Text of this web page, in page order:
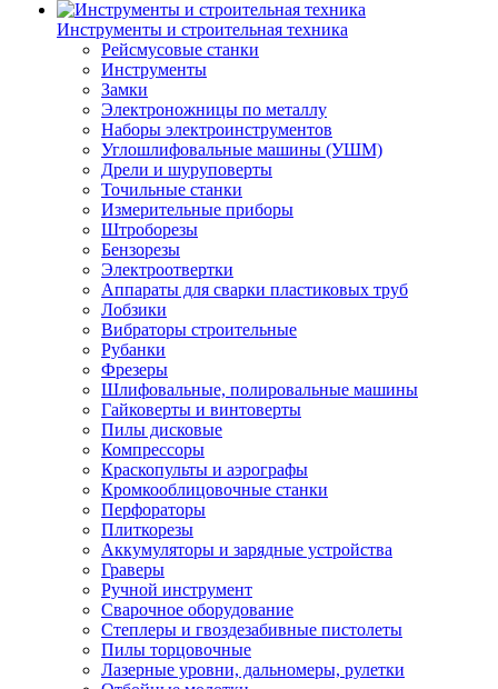
Инструменты и строительная техника
Рейсмусовые станки
Инструменты
Замки
Электроножницы по металлу
Наборы электроинструментов
Углошлифовальные машины (УШМ)
Дрели и шуруповерты
Точильные станки
Измерительные приборы
Штроборезы
Бензорезы
Электроотвертки
Аппараты для сварки пластиковых труб
Лобзики
Вибраторы строительные
Рубанки
Фрезеры
Шлифовальные, полировальные машины
Гайковерты и винтоверты
Пилы дисковые
Компрессоры
Краскопульты и аэрографы
Кромкооблицовочные станки
Перфораторы
Плиткорезы
Аккумуляторы и зарядные устройства
Граверы
Ручной инструмент
Сварочное оборудование
Степлеры и гвоздезабивные пистолеты
Пилы торцовочные
Лазерные уровни, дальномеры, рулетки